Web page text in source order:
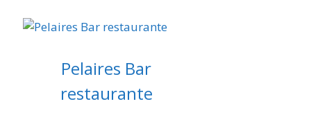
Pelaires Bar
restaurante